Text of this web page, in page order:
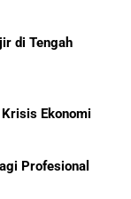
di Tengah
Ekonomi
Profesional